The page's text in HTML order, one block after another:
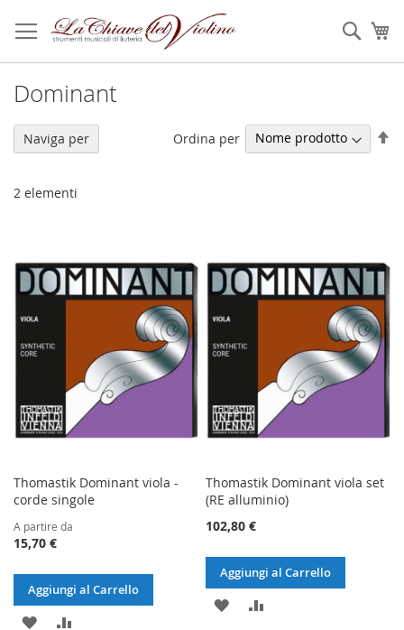
al
contenuto
Dominant
2 elementi
Ordina per
Thomastik Dominant viola -
corde singole
A partire da
15,70 €
Aggiungi al Carrello
AGGIUNGI
Thomastik Dominant viola set
(RE alluminio)
102,80 €
Aggiungi al Carrello
AGGIUNGI
Naviga per